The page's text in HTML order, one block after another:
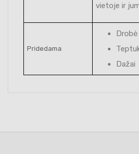
vietoje ir
Pridedama
Drobė
Dažai